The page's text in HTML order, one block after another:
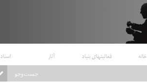
خانه فعالیتهای بنیاد آثار اسناد